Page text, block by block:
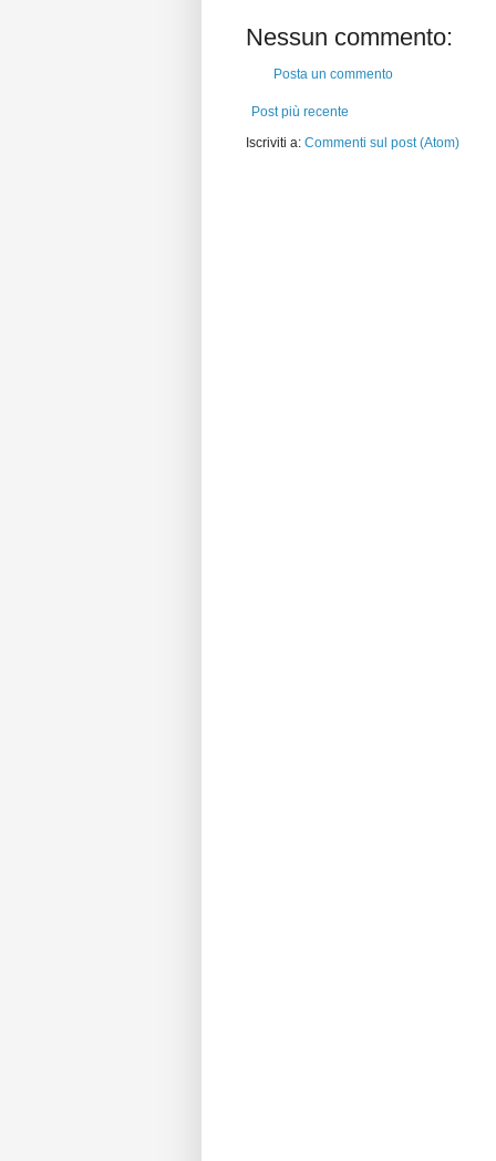
Nessun commento:
Posta un commento
Post più recente
Iscriviti a: Commenti sul post (Atom)